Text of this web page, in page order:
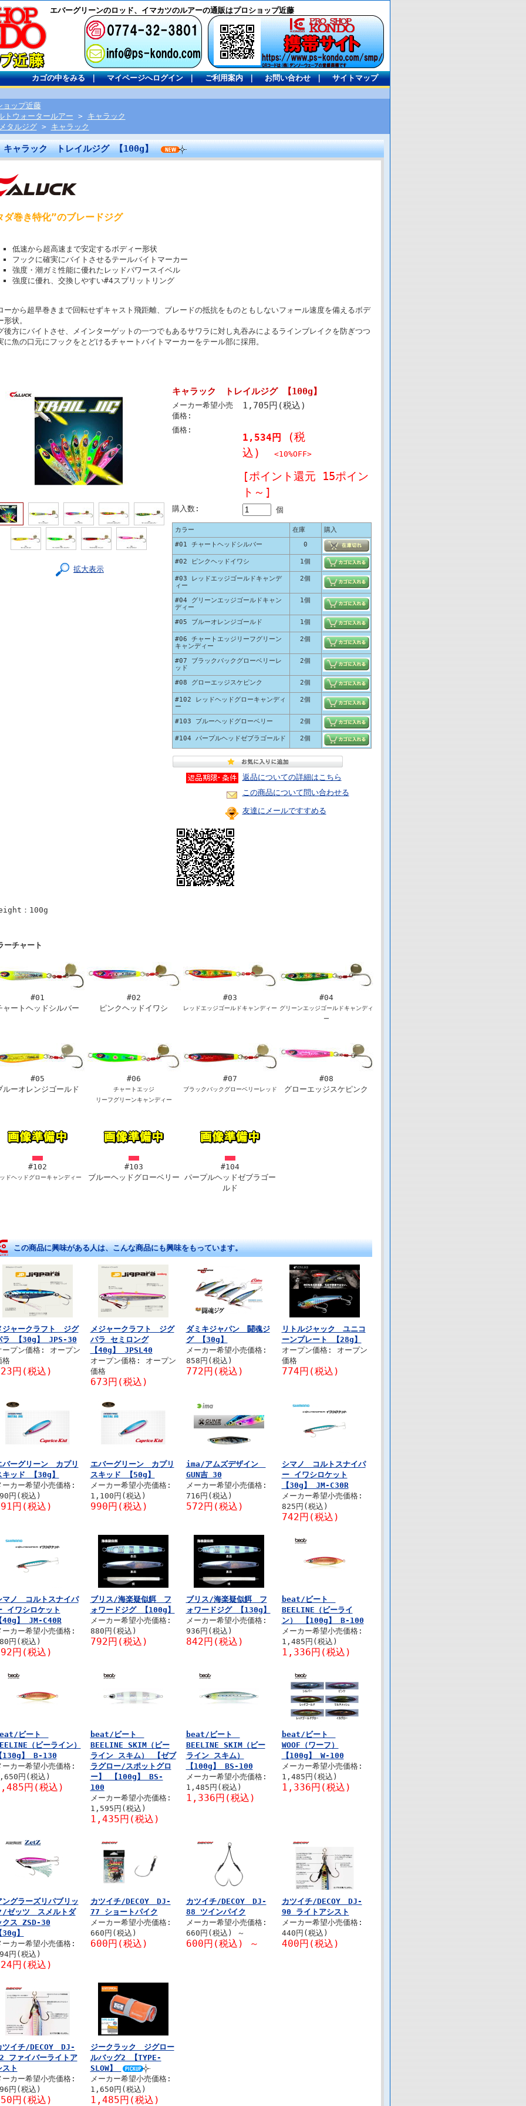
エバーグリーンのロッド、イマカツのルアーの通販はプロショップ近藤
カゴの中をみる｜ マイページへログイン｜ ご利用案内｜ お問い合わせ｜ サイトマップ
ョップ近藤
トウォータールアー > キャラック
タルジグ> キャラック
キャラック トレイルジグ 【100g】
ダ巻き特化”のブレードジグ
低速から超高速まで安定するボディー形状
フックに確実にバイトさせるテールバイトマーカー
強度・潮ガミ性能に優れたレッドパワースイベル
強度に優れ、交換しやすい#4スプリットリング
ーから超早巻きまで回転せずキャスト飛距離、ブレードの抵抗をものともしないフォール速度を備えるボデ
形状。
後方にバイトさせ、メインターゲットの一つでもあるサワラに対し丸吞みによるラインブレイクを防ぎつつ
に魚の口元にフックをとどけるチャートバイトマーカーをテール部に採用。
拡大表示
キャラック トレイルジグ 【100g】
メーカー希望小売
価格:
1,705円(税込)
価格:
1,534円
(税
込)
<10%OFF>
[ポイント還元 15ポイン
ト～]
購入数: 個
カラー 在庫
購入
#01 チャートヘッドシルバー
0
#02 ピンクヘッドイワシ 1個
#03 レッドエッジゴールドキャンデ
ィー
2個
#04 グリーンエッジゴールドキャン
ディー
1個
#05 ブルーオレンジゴールド 1個
#06 チャートエッジリーフグリーン
キャンディー
2個
#07 ブラックバックグローベリーレ
ッド
2個
#08 グローエッジスケピンク 2個
#102 レッドヘッドグローキャンディ
ー
2個
#103 ブルーヘッドグローベリー 2個
#104 パープルヘッドゼブラゴールド 2個
返品についての詳細はこちら
この商品について問い合わせる
友達にメールですすめる
：100g
ーチャート
#01
ャートヘッドシルバー
#02
ピンクヘッドイワシ
#03
レッドエッジゴールドキャンディー
#04
グリーンエッジゴールドキャンディ
ー
#05
ルーオレンジゴールド
#06
チャートエッジ
リーフグリーンキャンディー
#07
ブラックバックグローベリーレッド
#08
グローエッジスケピンク
#102
ドヘッドグローキャンディー
#103
ブルーヘッドグローベリー
#104
パープルヘッドゼブラゴー
ルド
この商品に興味がある人は、こんな商品にも興味をもっています。
ジャークラフト ジグ
ラ 【30g】 JPS-30
ープン価格: オープン
格
円(税込)
メジャークラフト ジグ
パラ セミロング
【40g】 JPSL40
オープン価格: オープン
価格
673円(税込)
ダミキジャパン 闘魂ジ
グ 【30g】
メーカー希望小売価格:
858円(税込)
772円(税込)
リトルジャック ユニコ
ーンプレート 【28g】
オープン価格: オープン
価格
774円(税込)
バーグリーン カプリ
キッド 【30g】
ーカー希望小売価格:
円(税込)
円(税込)
エバーグリーン カプリ
スキッド 【50g】
メーカー希望小売価格:
1,100円(税込)
990円(税込)
ima/アムズデザイン
GUN吉 30
メーカー希望小売価格:
716円(税込)
572円(税込)
シマノ コルトスナイパ
ー イワシロケット
【30g】 JM-C30R
メーカー希望小売価格:
825円(税込)
742円(税込)
マノ コルトスナイパ
イワシロケット
40g】 JM-C40R
ーカー希望小売価格:
円(税込)
円(税込)
ブリス/海楽疑似餌 フ
ォワードジグ 【100g】
メーカー希望小売価格:
880円(税込)
792円(税込)
ブリス/海楽疑似餌 フ
ォワードジグ 【130g】
メーカー希望小売価格:
936円(税込)
842円(税込)
beat/ビート
BEELINE（ビーライ
ン） 【100g】 B-100
メーカー希望小売価格:
1,485円(税込)
1,336円(税込)
ビート
（ビーライン）
130g】 B-130
ーカー希望小売価格:
円(税込)
円(税込)
beat/ビート
BEELINE SKIM（ビー
ライン スキム） 【ゼブ
ラグロー/スポットグロ
ー】 【100g】 BS-
100
メーカー希望小売価格:
1,595円(税込)
1,435円(税込)
beat/ビート
BEELINE SKIM（ビー
ライン スキム）
【100g】 BS-100
メーカー希望小売価格:
1,485円(税込)
1,336円(税込)
beat/ビート
WOOF（ワーフ）
【100g】 W-100
メーカー希望小売価格:
1,485円(税込)
1,336円(税込)
ングラーズリパブリッ
/ゼッツ スメルトダ
クス ZSD-30
】
ーカー希望小売価格:
円(税込)
円(税込)
カツイチ/DECOY DJ-
77 ショートパイク
メーカー希望小売価格:
660円(税込)
600円(税込)
カツイチ/DECOY DJ-
88 ツインパイク
メーカー希望小売価格:
660円(税込)
～
600円(税込) ～
カツイチ/DECOY DJ-
90 ライトアシスト
メーカー希望小売価格:
440円(税込)
400円(税込)
ツイチ/DECOY DJ-
ファイバーライトア
スト
ーカー希望小売価格:
円(税込)
円(税込)
ジークラック ジグロー
ルバッグ2 【TYPE-
SLOW】
メーカー希望小売価格:
1,650円(税込)
1,485円(税込)